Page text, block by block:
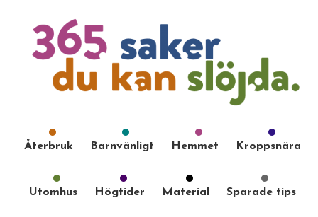
Återbruk Barnvänligt Hemmet Kroppsnära
Utomhus Högtider Material Sparade tips